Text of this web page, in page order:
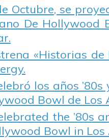
Octubre, se
De Hollywood
«Historias
los años
Bowl de Los
the ’80s
Bowl in Los